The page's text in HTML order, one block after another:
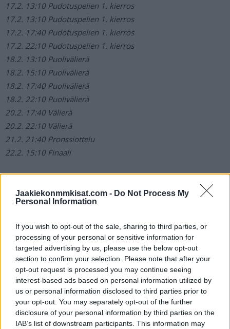
Jaakiekonmmkisat.com - Do Not Process My
Personal Information
If you wish to opt-out of the sale, sharing to third parties, or
processing of your personal or sensitive information for
targeted advertising by us, please use the below opt-out
section to confirm your selection. Please note that after your
opt-out request is processed you may continue seeing
interest-based ads based on personal information utilized by
us or personal information disclosed to third parties prior to
your opt-out. You may separately opt-out of the further
disclosure of your personal information by third parties on the
IAB’s list of downstream participants. This information may
17.2. 13:10 Pudotuspelien 1. kierros
17.2. 13:10 Pudotuspelien 1. kierros
17.2. 17:40 Pudotuspelien 1. kierros
17.2. 22:10 Pudotuspelien 1. kierros
18.2. 13:10 Puolivälierä
18.2. 15:10 Puolivälierä
18.2. 17:40 Puolivälierä
18.2. 22:10 Puolivälierä
20.2. 17:40 Välierä
20.2. 22:10 Välierä
21.2. 21:40 Pronssiottelu
22.2. 15:10 Finaali
Olympialaiset 2026: Miesten jääkiekon
lohkot
Lohko A:Kanada, Sveitsi, Tshekki, Ranska
Lohko B:
Suomi, Italia, Slovakia, Ruotsi
Lohko C:Tanska, Saksa, Latvia, USA
Suomen joukkue:
Maalivahdit: